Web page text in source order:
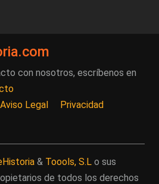
con nosotros, escríbenos en
Aviso Legal Privacidad
& Toools, S.L o sus
de todos los derechos